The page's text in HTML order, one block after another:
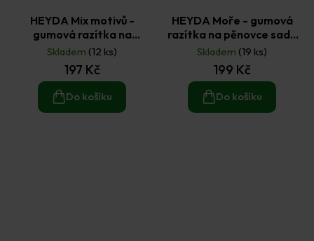
HEYDA Mix motivů -
gumová razítka na
pěnovce sada 39 ks
Skladem (12 ks)
197 Kč
Do košíku
HEYDA Moře - gumová
razítka na pěnovce sada
21 ks
Skladem (19 ks)
199 Kč
Do košíku